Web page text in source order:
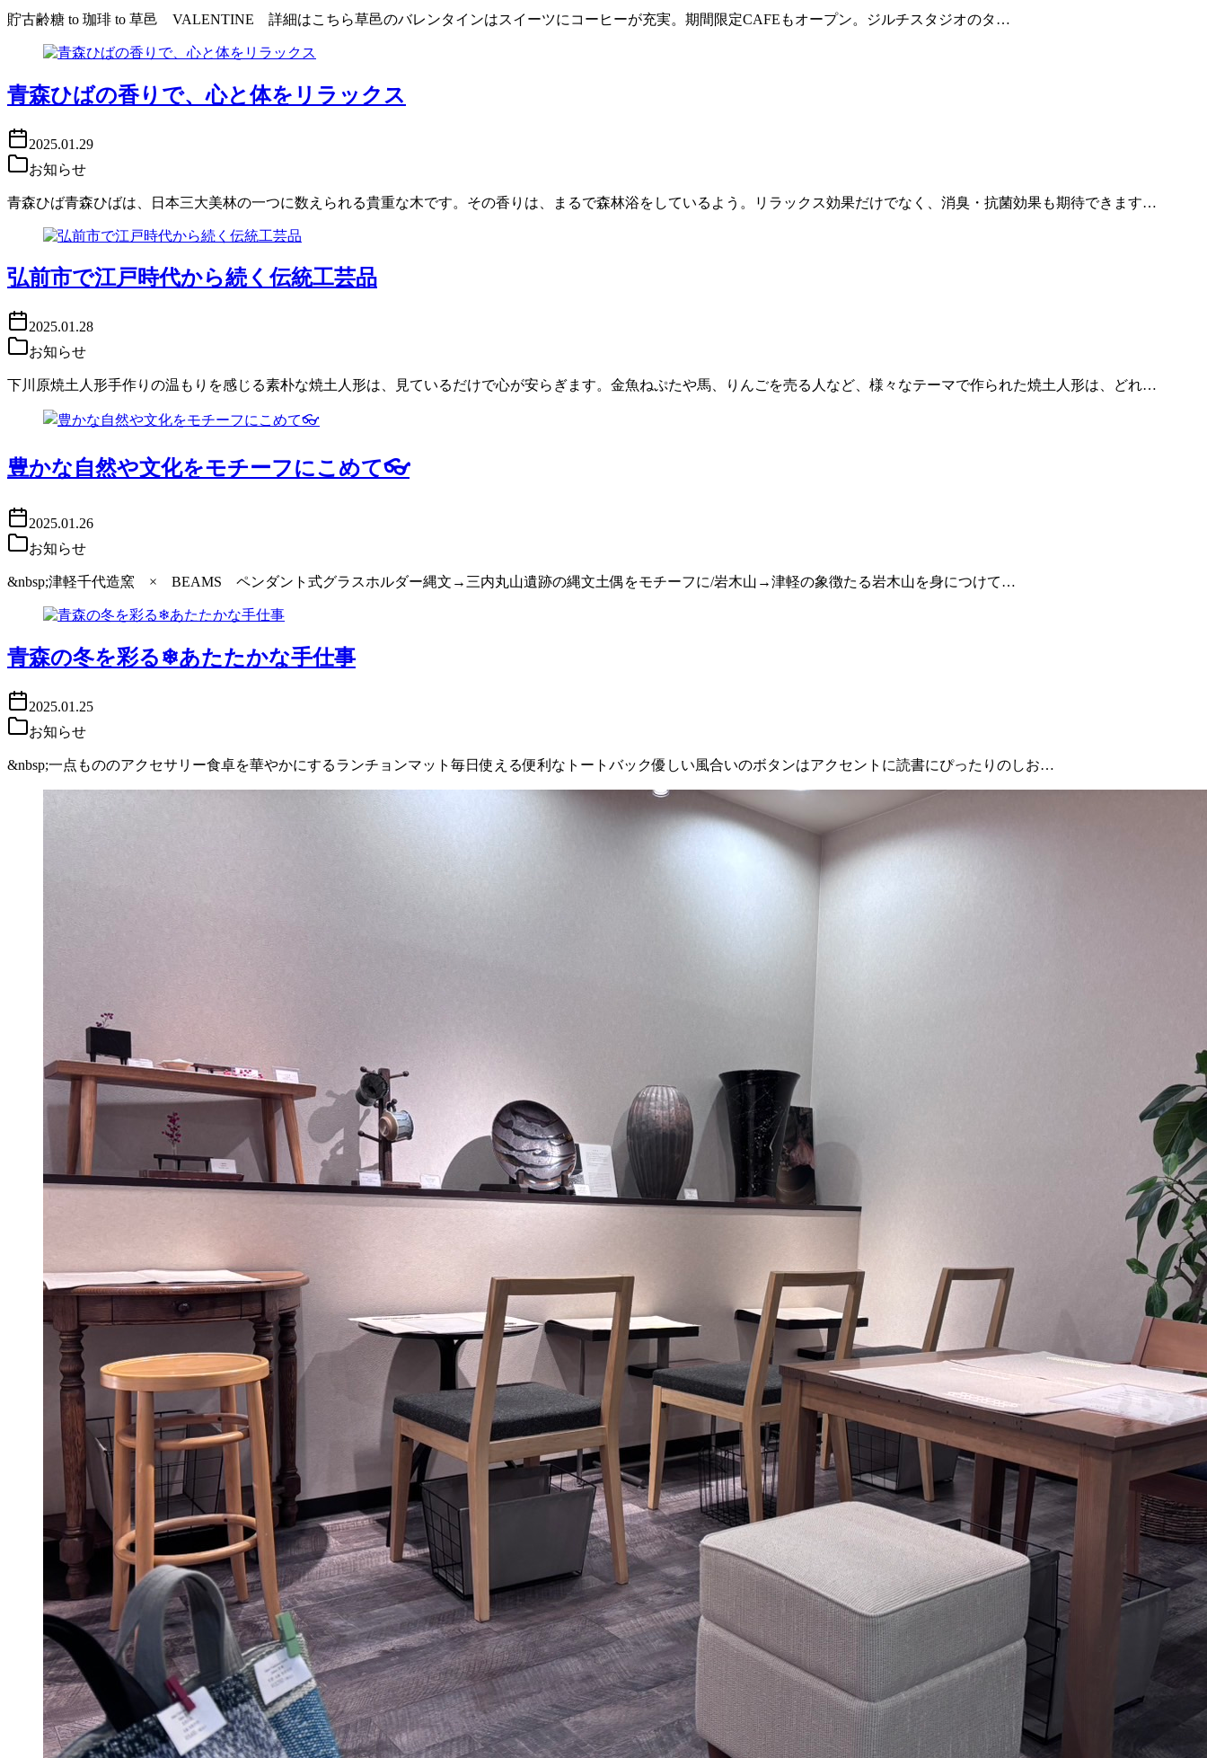
貯古齢糖 to 珈琲 to 草邑 VALENTINE 詳細はこちら草邑のバレンタインはスイーツにコーヒーが充実。期間限定CAFEもオープン。ジルチスタジオのタ…
青森ひばの香りで、心と体をリラックス
2025.01.29
お知らせ
青森ひば青森ひばは、日本三大美林の一つに数えられる貴重な木です。その香りは、まるで森林浴をしているよう。リラックス効果だけでなく、消臭・抗菌効果も期待できます…
弘前市で江戸時代から続く伝統工芸品
2025.01.28
お知らせ
下川原焼土人形手作りの温もりを感じる素朴な焼土人形は、見ているだけで心が安らぎます。金魚ねぷたや馬、りんごを売る人など、様々なテーマで作られた焼土人形は、どれ…
豊かな自然や文化をモチーフにこめて👓️
2025.01.26
お知らせ
&nbsp;津軽千代造窯 × BEAMS ペンダント式グラスホルダー縄文→三内丸山遺跡の縄文土偶をモチーフに/岩木山→津軽の象徴たる岩木山を身につけて…
青森の冬を彩る❄あたたかな手仕事
2025.01.25
お知らせ
&nbsp;一点もののアクセサリー食卓を華やかにするランチョンマット毎日使える便利なトートバック優しい風合いのボタンはアクセントに読書にぴったりのしお…